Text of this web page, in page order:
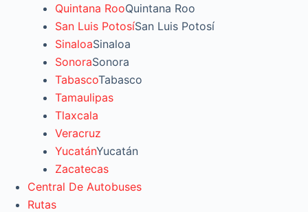
Quintana RooQuintana Roo
San Luis PotosíSan Luis Potosí
SinaloaSinaloa
SonoraSonora
TabascoTabasco
Tamaulipas
Tlaxcala
Veracruz
YucatánYucatán
Zacatecas
Central De Autobuses
Rutas